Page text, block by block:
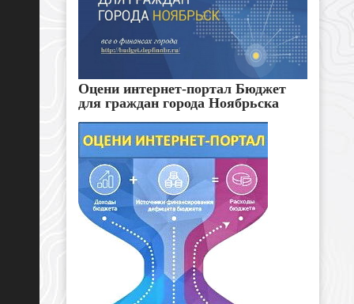
Оцени интернет-портал Бюджет
для граждан города Ноябрьска